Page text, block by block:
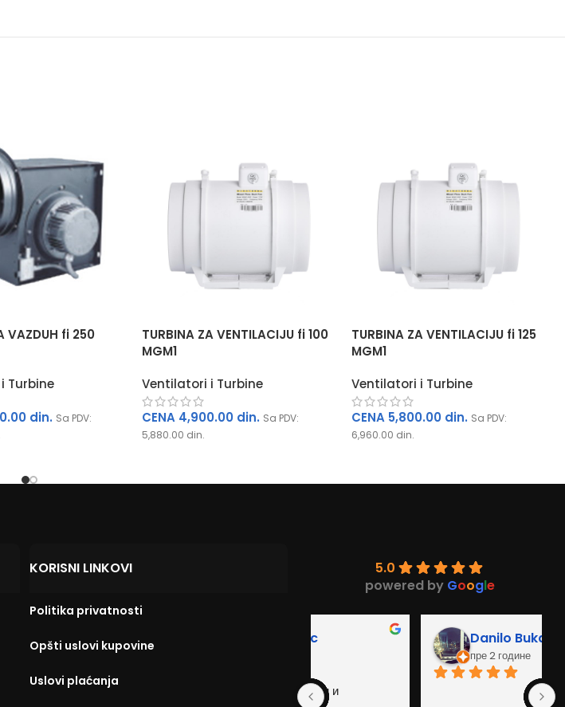
VAZDUH fi 250
Turbine
din. Sa PDV:
TURBINA ZA VENTILACIJU fi 100
MGM1
Ventilatori i Turbine
CENA 4,900.00 din. Sa PDV:
5,880.00 din.
TURBINA ZA VENTILACIJU fi 125
MGM1
Ventilatori i Turbine
CENA 5,800.00 din. Sa PDV:
6,960.00 din.
KORISNI LINKOVI
Politika privatnosti
Opšti uslovi kupovine
Uslovi plaćanja
5.0
powered by Google
са
Bojan Djukic
Честитамо на сарадњи и
Danilo Bukarica